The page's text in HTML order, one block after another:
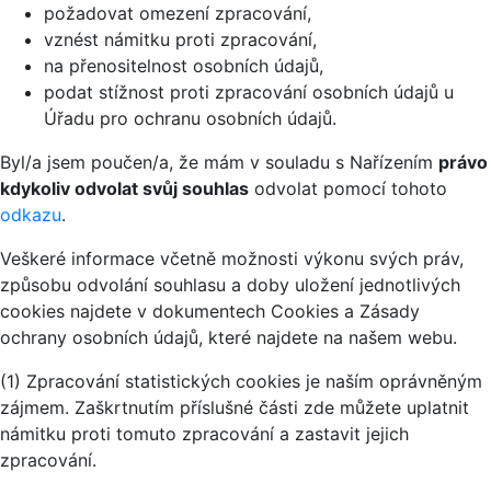
požadovat omezení zpracování,
vznést námitku proti zpracování,
na přenositelnost osobních údajů,
podat stížnost proti zpracování osobních údajů u
Úřadu pro ochranu osobních údajů.
Byl/a jsem poučen/a, že mám v souladu s Nařízením právo
kdykoliv odvolat svůj souhlas odvolat pomocí tohoto
odkazu.
Veškeré informace včetně možnosti výkonu svých práv,
způsobu odvolání souhlasu a doby uložení jednotlivých
cookies najdete v dokumentech Cookies a Zásady
ochrany osobních údajů, které najdete na našem webu.
(1) Zpracování statistických cookies je naším oprávněným
zájmem. Zaškrtnutím příslušné části zde můžete uplatnit
námitku proti tomuto zpracování a zastavit jejich
zpracování.